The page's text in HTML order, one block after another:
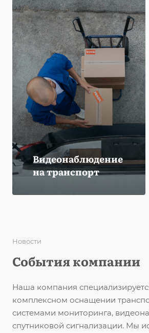
Видеонаблюдение
на транспорт
Новости
События компании
Наша компания
комплексном оснащении
системами мониторинга,
спутниковой сигнализации. Мы